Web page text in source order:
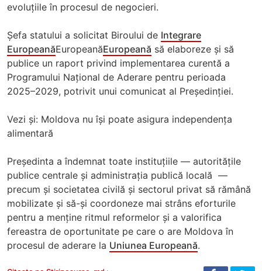
evoluțiile în procesul de negocieri.
Șefa statului a solicitat Biroului de Integrare
EuropeanăEuropeanăEuropeană să elaboreze și să
publice un raport privind implementarea curentă a
Programului Național de Aderare pentru perioada
2025–2029, potrivit unui comunicat al Președinției.
Vezi și: Moldova nu își poate asigura independența
alimentară
Președinta a îndemnat toate instituțiile — autoritățile
publice centrale și administrația publică locală —
precum și societatea civilă și sectorul privat să rămână
mobilizate și să-și coordoneze mai strâns eforturile
pentru a menține ritmul reformelor și a valorifica
fereastra de oportunitate pe care o are Moldova în
procesul de aderare la Uniunea Europeană.